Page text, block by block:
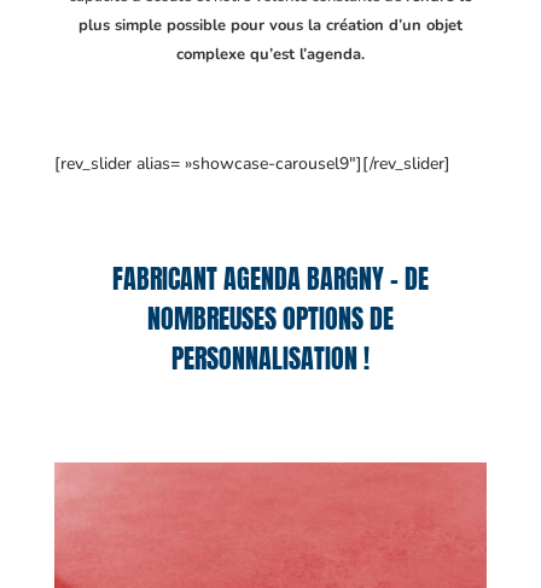
plus simple possible pour vous la création d’un objet
complexe qu’est l’agenda.
[rev_slider alias= »showcase-carousel9″][/rev_slider]
FABRICANT AGENDA BARGNY – DE
NOMBREUSES OPTIONS DE
PERSONNALISATION !